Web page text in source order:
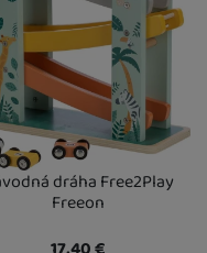
dráha Free2Play
Freeon